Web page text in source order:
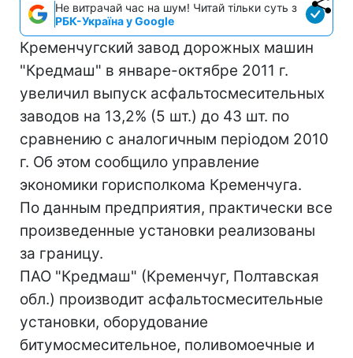
Не витрачай час на шум! Читай тільки суть з
РБК-Україна у Google
Кременчугский завод дорожных машин
"Кредмаш" в январе-октябре 2011 г.
увеличил выпуск асфальтосмесительных
заводов на 13,2% (5 шт.) до 43 шт. по
сравнению с аналогичным періодом 2010
г. Об этом сообщило управление
экономики горисполкома Кременчуга.
По данным предприятия, практически все
произведенные установки реализованы
за границу.
ПАО "Кредмаш" (Кременчуг, Полтавская
обл.) производит асфальтосмесительные
установки, оборудование
битумосмесительное, поливомоечные и